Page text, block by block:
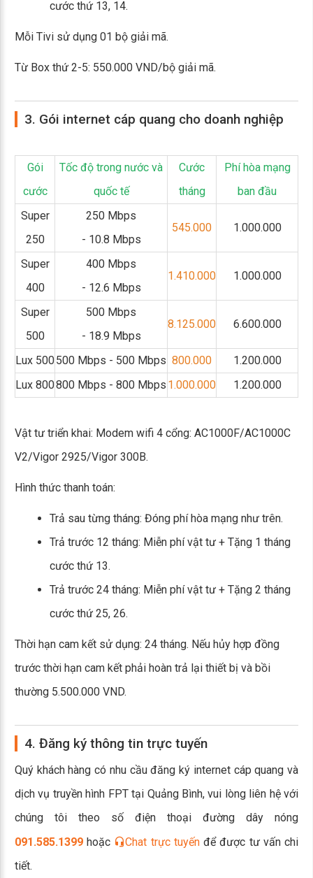
cước thứ 13, 14.
Mỗi Tivi sử dụng 01 bộ giải mã.
Từ Box thứ 2-5: 550.000 VND/bộ giải mã.
3. Gói internet cáp quang cho doanh nghiệp
Gói
cước
Tốc độ trong nước và
quốc tế
Cước
tháng
Phí hòa mạng
ban đầu
Super
250
250 Mbps
- 10.8 Mbps
545.000 1.000.000
Super
400
400 Mbps
- 12.6 Mbps
1.410.000 1.000.000
Super
500
500 Mbps
- 18.9 Mbps
8.125.000 6.600.000
Lux 500500 Mbps - 500 Mbps 800.000
1.200.000
Lux 800800 Mbps - 800 Mbps 1.000.000 1.200.000
Vật tư triển khai: Modem wifi 4 cổng: AC1000F/AC1000C
V2/Vigor 2925/Vigor 300B.
Hình thức thanh toán:
Trả sau từng tháng: Đóng phí hòa mạng như trên.
Trả trước 12 tháng: Miễn phí vật tư + Tặng 1 tháng
cước thứ 13.
Trả trước 24 tháng: Miễn phí vật tư + Tặng 2 tháng
cước thứ 25, 26.
Thời hạn cam kết sử dụng: 24 tháng. Nếu hủy hợp đồng
trước thời hạn cam kết phải hoàn trả lại thiết bị và bồi
thường 5.500.000 VND.
4. Đăng ký thông tin trực tuyến
Quý khách hàng có nhu cầu đăng ký internet cáp quang và
dịch vụ truyền hình FPT tại Quảng Bình, vui lòng liên hệ với
chúng tôi theo số điện thoại đường dây nóng
091.585.1399 hoặc Chat trực tuyếnđể được tư vấn chi
tiết.